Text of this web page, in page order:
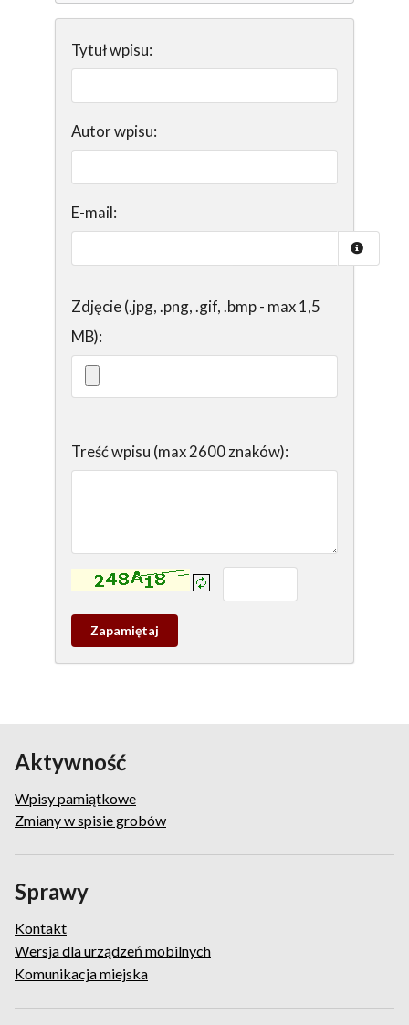
Tytuł wpisu:
Autor wpisu:
E-mail:
Zdjęcie (.jpg, .png, .gif, .bmp - max 1,5
MB):
Treść wpisu (max 2600 znaków):
Kontrola - wprowadź tekst z obrazka:
Zapamietaj
wpis
Aktywność
Wpisy pamiątkowe
Zmiany w spisie grobów
Sprawy
Kontakt
Wersja dla urządzeń mobilnych
Komunikacja miejska